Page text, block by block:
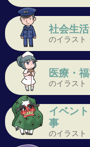
社会生活
のイラスト
医療・
のイラスト
イベン
事
のイラスト